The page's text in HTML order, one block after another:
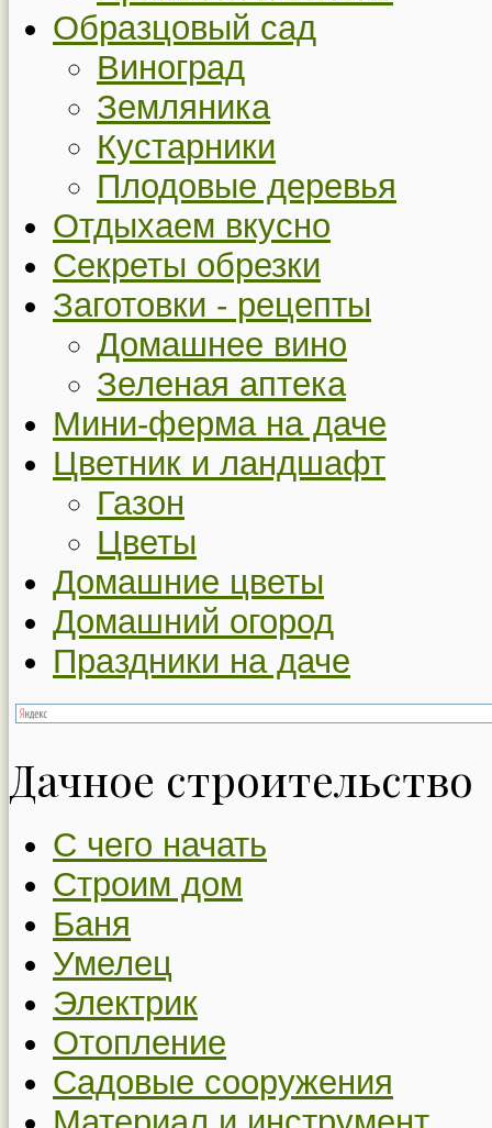
Образцовый сад
Виноград
Земляника
Кустарники
Плодовые деревья
Отдыхаем вкусно
Секреты обрезки
Заготовки - рецепты
Домашнее вино
Зеленая аптека
Мини-ферма на даче
Цветник и ландшафт
Газон
Цветы
Домашние цветы
Домашний огород
Праздники на даче
Дачное строительство
С чего начать
Строим дом
Баня
Умелец
Электрик
Отопление
Садовые сооружения